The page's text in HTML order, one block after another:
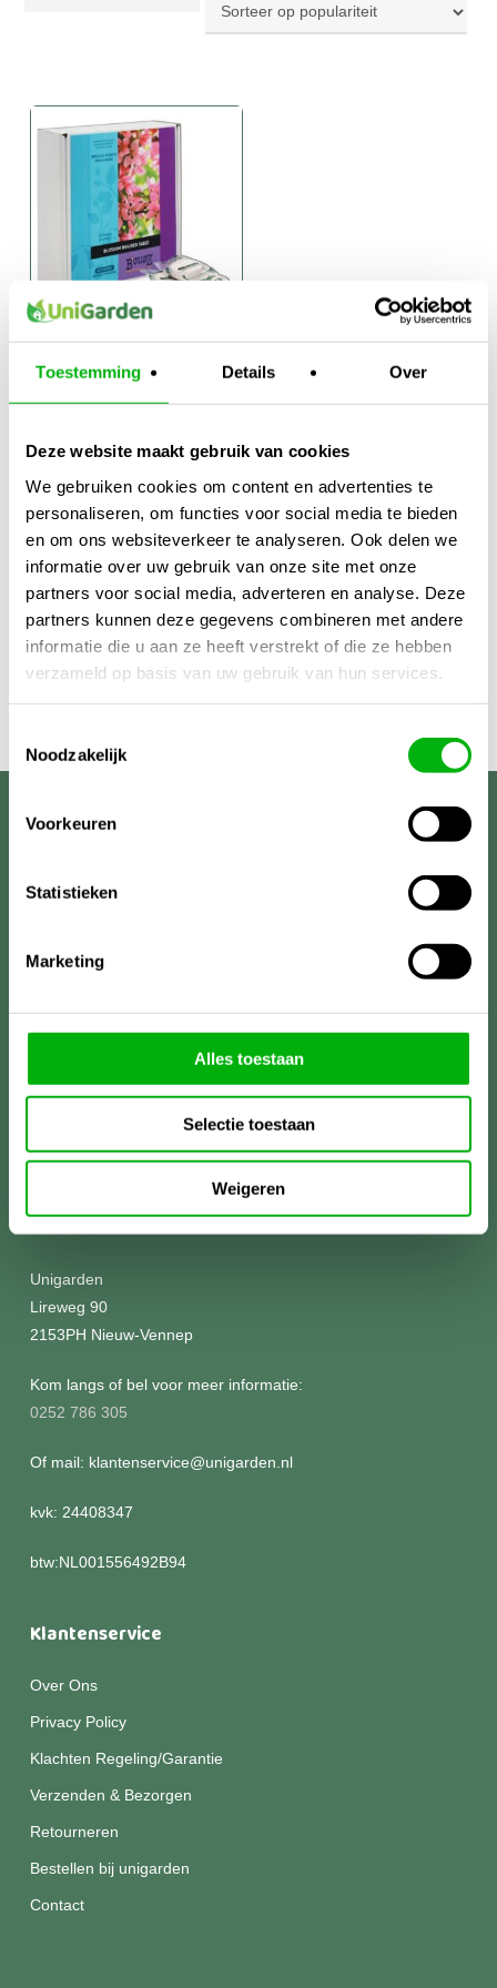
Toestemming Details Over
Deze website maakt gebruik van cookies
We gebruiken cookies om content en advertenties te
personaliseren, om functies voor social media te bieden
en om ons websiteverkeer te analyseren. Ook delen we
informatie over uw gebruik van onze site met onze
partners voor social media, adverteren en analyse. Deze
partners kunnen deze gegevens combineren met andere
informatie die u aan ze heeft verstrekt of die ze hebben
verzameld op basis van uw gebruik van hun services.
Noodzakelijk
Voorkeuren
Statistieken
Marketing
Alles toestaan
Selectie toestaan
Weigeren
Atami B’cuzz
Blossom Builder
tabzz
€62,50
Unigarden
Meer informatie?
Unigarden
Lireweg 90
2153PH Nieuw-Vennep
Kom langs of bel voor meer informatie:
0252 786 305
Of mail: klantenservice@unigarden.nl
kvk: 24408347
btw:NL001556492B94
Klantenservice
Over Ons
Privacy Policy
Klachten Regeling/Garantie
Verzenden & Bezorgen
Retourneren
Bestellen bij unigarden
Contact